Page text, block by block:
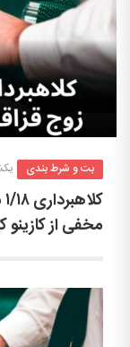
بت و شرط بندی
مخفى از